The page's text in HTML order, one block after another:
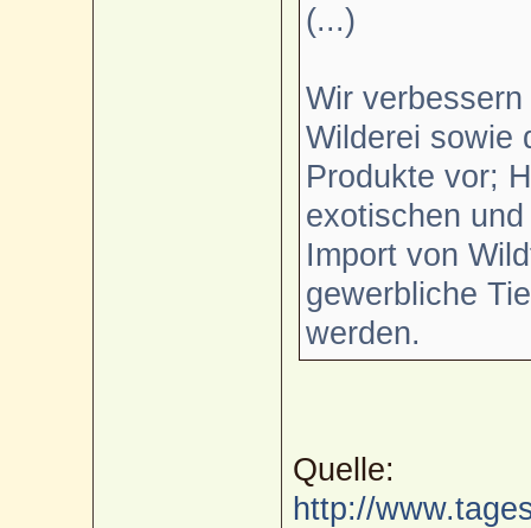
(...)
Wir
Wilderei sowie
Produkte vor;
exotischen
Import von
gewerbliche
werden.
Quelle:
http://